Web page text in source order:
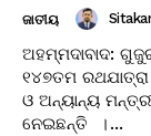
ଜାତୀୟ
ଅହମ୍ମଦାବାଦ:
୧୪୭ତମ
ଓ ଅନ୍ୟାନ୍ୟ
ନେଇଛନ୍ତି ।...